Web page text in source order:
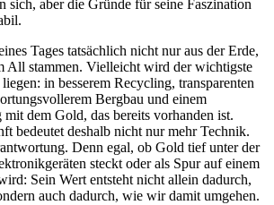
sich, aber die Gründe für seine Faszination
Tages tatsächlich nicht nur aus der Erde,
All stammen. Vielleicht wird der wichtigste
in besserem Recycling, transparenten
Bergbau und einem
mit dem Gold, das bereits vorhanden ist.
bedeutet deshalb nicht nur mehr Technik.
Denn egal, ob Gold tief unter der
steckt oder als Spur auf einem
Sein Wert entsteht nicht allein dadurch,
auch dadurch, wie wir damit umgehen.